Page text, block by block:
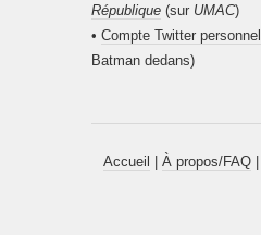
République (sur UMAC)
• Compte Twitter personnel
Batman dedans)
Accueil | À propos/FAQ|